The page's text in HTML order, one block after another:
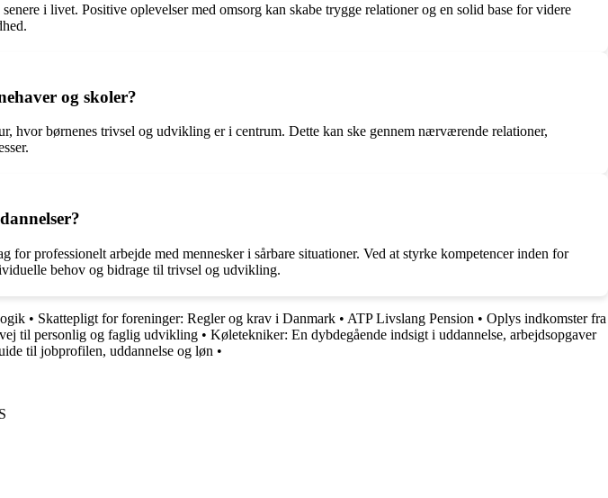
i livet. Positive oplevelser med omsorg kan skabe trygge relationer og en solid base for videre
og skoler?
hvor børnenes trivsel og udvikling er i centrum. Dette kan ske gennem nærværende relationer,
professionelt arbejde med mennesker i sårbare situationer. Ved at styrke kompetencer inden for
behov og bidrage til trivsel og udvikling.
• Skattepligt for foreninger: Regler og krav i Danmark • ATP Livslang Pension • Oplys indkomster fra
til personlig og faglig udvikling • Køletekniker: En dybdegående indsigt i uddannelse, arbejdsopgaver
til jobprofilen, uddannelse og løn •